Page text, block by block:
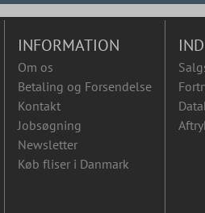
INFORMATION
Om os
Betaling og Forsendelse
Kontakt
Jobsøgning
Newsletter
Køb fliser i Danmark